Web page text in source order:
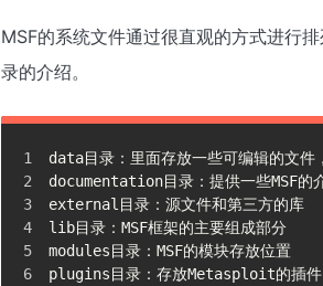
MSF的系统文件通过很直观的方式进行
录的介绍。
data目录：里面存放一些可编辑的文
documentation目录：提供一些MSF的
external目录：源文件和第三方的库
lib目录：MSF框架的主要组成部分
modules目录：MSF的模块存放位置
plugins目录：存放Metasploit的插件